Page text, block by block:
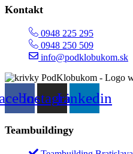
Kontakt
0948 225 295
0948 250 509
info@podklobukom.sk
InstagramLinkedin
Teambuildingy